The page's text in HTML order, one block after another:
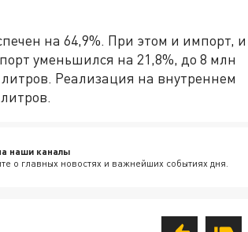
на 64,9%. При этом и импорт, и
уменьшился на 21,8%, до 8 млн
Реализация на внутреннем
наши каналы
о главных новостях и важнейших событиях дня.